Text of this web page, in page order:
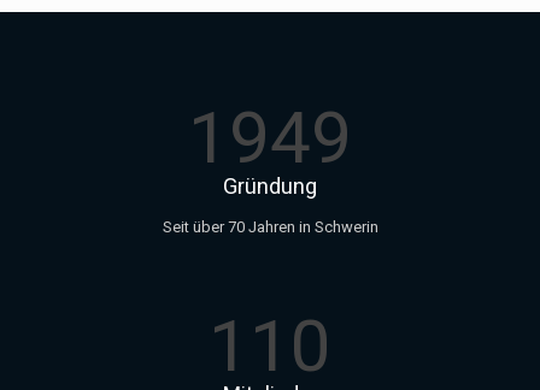
1949
Gründung
Seit über 70 Jahren in Schwerin
110